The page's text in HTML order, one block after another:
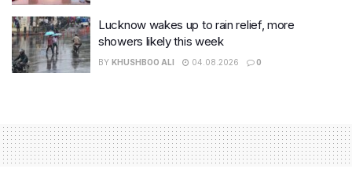
Lucknow wakes up to rain relief, more
showers likely this week
BY KHUSHBOO ALI 04.08.2026 0